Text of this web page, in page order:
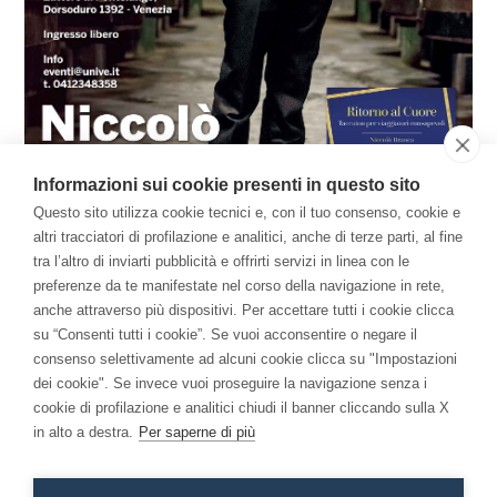
Il Libro
Per una Economia della Consapevolezza: come la
meditazione ha cambiato me e l'azienda.
Informazioni sui cookie presenti in questo sito
Questo sito utilizza cookie tecnici e, con il tuo consenso, cookie e
altri tracciatori di profilazione e analitici, anche di terze parti, al fine
tra l’altro di inviarti pubblicità e offrirti servizi in linea con le
preferenze da te manifestate nel corso della navigazione in rete,
anche attraverso più dispositivi. Per accettare tutti i cookie clicca
su “Consenti tutti i cookie”. Se vuoi acconsentire o negare il
consenso selettivamente ad alcuni cookie clicca su "Impostazioni
dei cookie". Se invece vuoi proseguire la navigazione senza i
cookie di profilazione e analitici chiudi il banner cliccando sulla X
in alto a destra. Per saperne di più